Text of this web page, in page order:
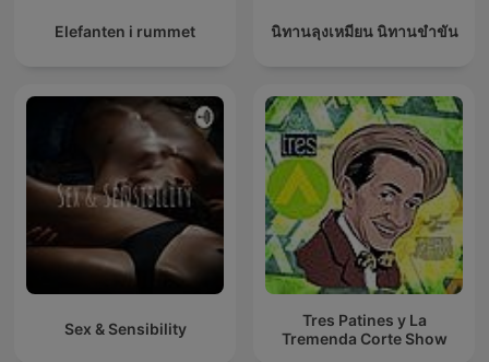
Elefanten i rummet นิทานลุงเหมียน นิทานขำขัน
Sex & Sensibility
Tres Patines y La
Tremenda Corte Show